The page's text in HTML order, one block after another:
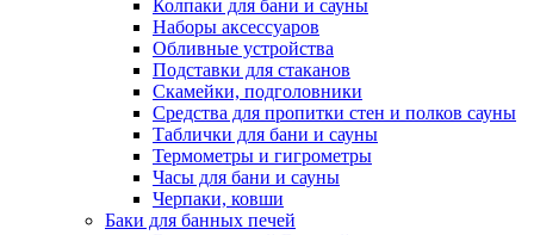
Колпаки для бани и сауны
Наборы аксессуаров
Обливные устройства
Подставки для стаканов
Скамейки, подголовники
Средства для пропитки стен и полков сауны
Таблички для бани и сауны
Термометры и гигрометры
Часы для бани и сауны
Черпаки, ковши
Баки для банных печей